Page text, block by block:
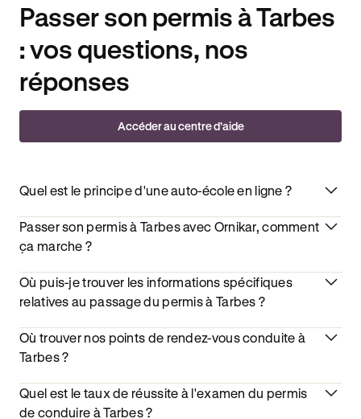
Passer son permis à Tarbes
: vos questions, nos
réponses
Accéder au centre d’aide
Quel est le principe d'une auto-école en ligne ?
Passer son permis à Tarbes avec Ornikar, comment
ça marche ?
Où puis-je trouver les informations spécifiques
relatives au passage du permis à Tarbes ?
Où trouver nos points de rendez-vous conduite à
Tarbes ?
Quel est le taux de réussite à l'examen du permis
de conduire à Tarbes ?